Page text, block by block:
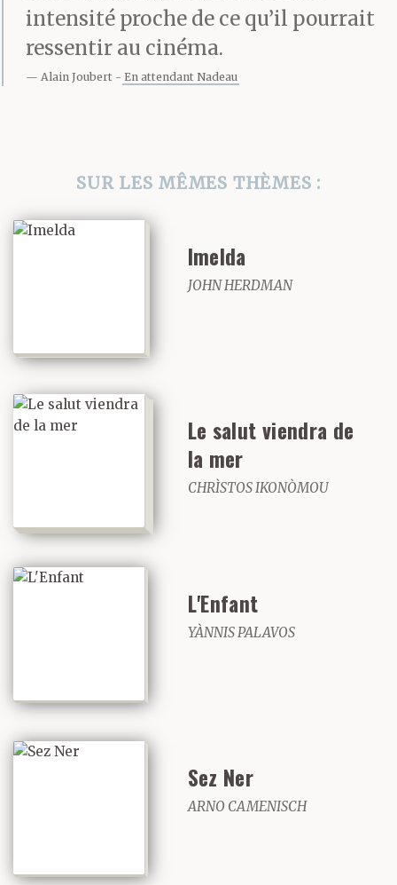
intensité proche de ce qu’il pourrait
ressentir au cinéma.
Alain Joubert En attendant Nadeau
SUR LES MÊMES THÈMES :
Imelda
JOHN HERDMAN
Le salut viendra de
la mer
CHRÌSTOS IKONÒMOU
L'Enfant
YÀNNIS PALAVOS
Sez Ner
ARNO CAMENISCH